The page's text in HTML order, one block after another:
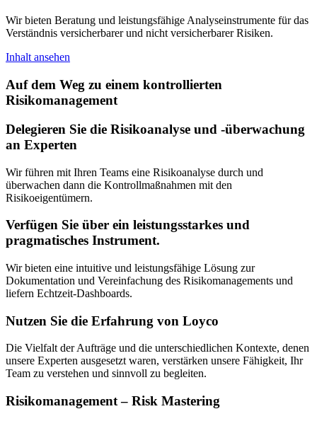
Wir bieten Beratung und leistungsfähige Analyseinstrumente für das
Verständnis versicherbarer und nicht versicherbarer Risiken.
Inhalt ansehen
Auf dem Weg zu einem kontrollierten
Risikomanagement
Delegieren Sie die Risikoanalyse und -überwachung
an Experten
Wir führen mit Ihren Teams eine Risikoanalyse durch und
überwachen dann die Kontrollmaßnahmen mit den
Risikoeigentümern.
Verfügen Sie über ein leistungsstarkes und
pragmatisches Instrument.
Wir bieten eine intuitive und leistungsfähige Lösung zur
Dokumentation und Vereinfachung des Risikomanagements und
liefern Echtzeit-Dashboards.
Nutzen Sie die Erfahrung von Loyco
Die Vielfalt der Aufträge und die unterschiedlichen Kontexte, denen
unsere Experten ausgesetzt waren, verstärken unsere Fähigkeit, Ihr
Team zu verstehen und sinnvoll zu begleiten.
Risikomanagement – Risk Mastering